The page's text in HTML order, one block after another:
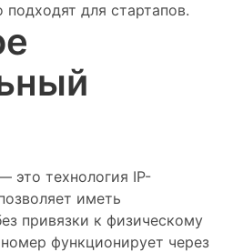
для стартапов.
это технология IP-
иметь
привязки к физическому
функционирует через